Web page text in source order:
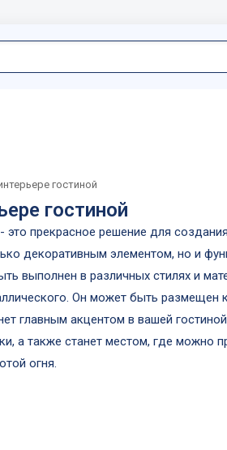
гостиной
гостиной
это прекрасное решение для
декоративным элементом, но и
выполнен в различных стилях и
Он может быть размещен
главным акцентом в вашей
а также станет местом, где можно
огня.